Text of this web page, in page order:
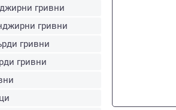
гривни
гривни
гривни
гривни